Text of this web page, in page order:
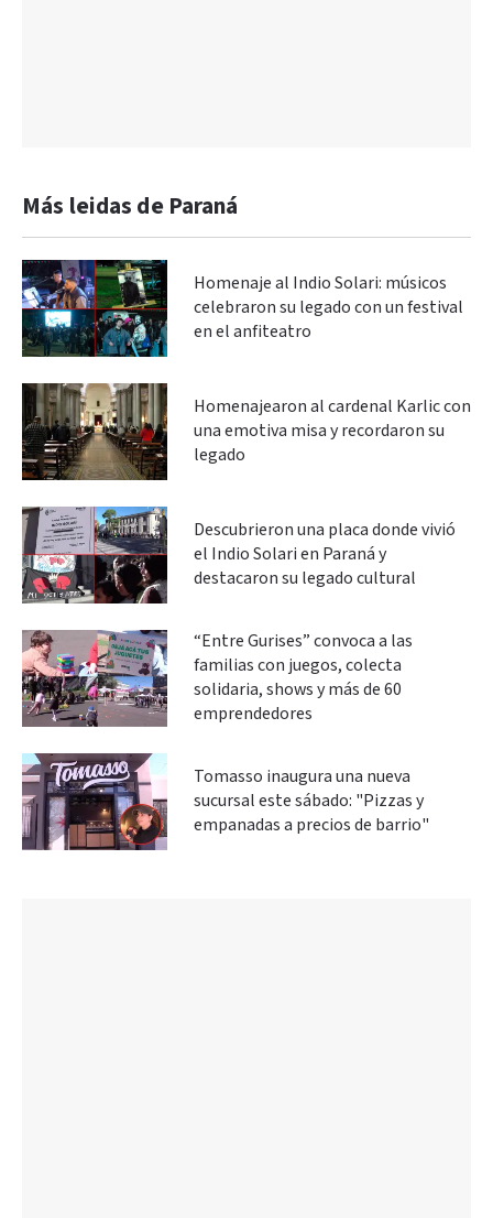
Más leidas de Paraná
Homenaje al Indio Solari: músicos
celebraron su legado con un festival
en el anfiteatro
Homenajearon al cardenal Karlic con
una emotiva misa y recordaron su
legado
Descubrieron una placa donde vivió
el Indio Solari en Paraná y
destacaron su legado cultural
“Entre Gurises” convoca a las
familias con juegos, colecta
solidaria, shows y más de 60
emprendedores
Tomasso inaugura una nueva
sucursal este sábado: "Pizzas y
empanadas a precios de barrio"